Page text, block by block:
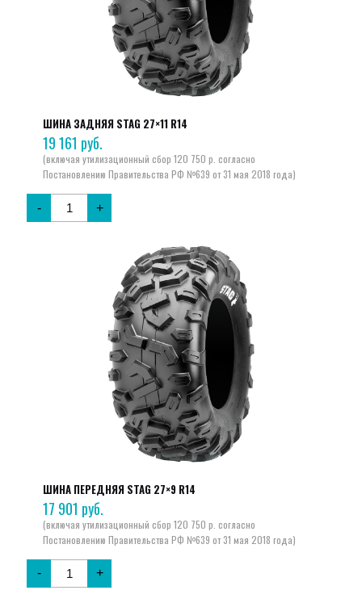
ШИНА ЗАДНЯЯ STAG 27×11 R14
19 161 руб.
- +
ШИНА ПЕРЕДНЯЯ STAG 27×9 R14
17 901 руб.
- +